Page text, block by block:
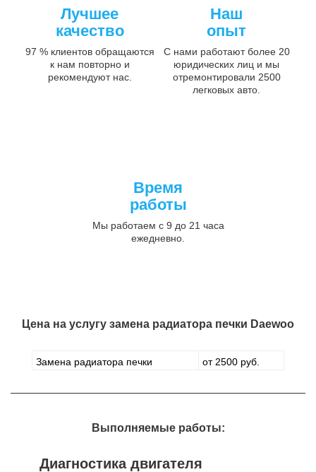
Лучшее
качество
97 % клиентов обращаются
к нам повторно и
рекомендуют нас.
Наш
опыт
С нами работают более 20
юридических лиц и мы
отремонтировали 2500
легковых авто.
Время
работы
Мы работаем с 9 до 21 часа
ежедневно.
Цена на услугу замена радиатора печки Daewoo
Замена радиатора печки от 2500 руб.
Выполняемые работы:
Диагностика двигателя